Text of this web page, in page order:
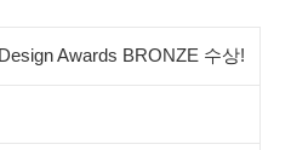
Awards BRONZE 수상!